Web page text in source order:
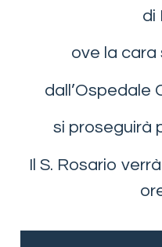
di
ove la cara
dall’Ospedale
si proseguirà
Il S. Rosario